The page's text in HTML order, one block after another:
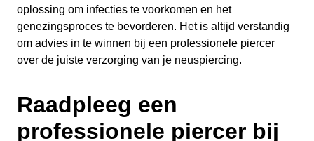
oplossing om infecties te voorkomen en het
genezingsproces te bevorderen. Het is altijd verstandig
om advies in te winnen bij een professionele piercer
over de juiste verzorging van je neuspiercing.
Raadpleeg een
professionele piercer bij